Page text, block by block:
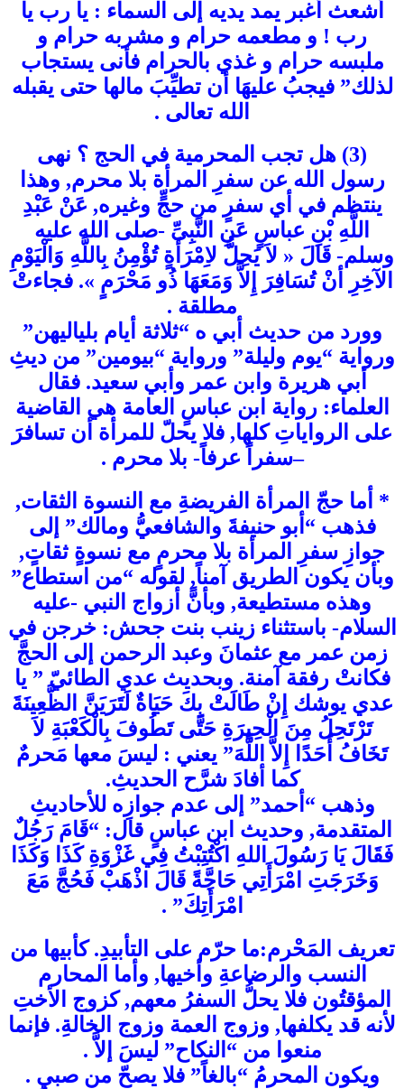
أشعث أغبر يمد يديه إلى السماء : يا رب يا
رب ! و مطعمه حرام و مشربه حرام و
ملبسه حرام و غذي بالحرام فأنى يستجاب
لذلك” فيجبُ عليهَا أن تطيِّبَ مالها حتى يقبله
الله تعالى .
(3) هل تجب المحرمية في الحج ؟ نهى
رسول الله عن سفرِ المرأة بلا محرم, وهذا
ينتظم في أي سفرٍ من حجٍّ وغيره, عَنْ عَبْدِ
اللَّهِ بْنِ عباسٍ عَنِ النَّبِىِّ -صلى الله عليه
وسلم- قَالَ « لاَ يَحِلُّ لاِمْرَأَةٍ تُؤْمِنُ بِاللَّهِ وَالْيَوْمِ
الآخِرِ أنْ تُسَافِرَ إِلاَّ وَمَعَهَا ذُو مَحْرَمٍ ». فجاءتْ
مطلقة .
وورد من حديث أبي ه “ثلاثة أيام بلياليهن”
ورواية “يوم وليلة” ورواية “بيومين” من ديثِ
أبي هريرة وابن عمر وأبي سعيد. فقال
العلماء: رواية ابن عباسٍ العامة هي القاضية
على الرواياتِ كلها, فلا يحلّ للمرأة أن تسافرَ
–سفراً عرفاً- بلا محرم .
* أما حجّ المرأة الفريضةِ مع النسوة الثقات,
فذهب “أبو حنيفةَ والشافعيُّ ومالك” إلى
جوازِ سفرِ المرأة بلا محرمٍ مع نسوةٍ ثقاتٍ,
وبأن يكون الطريق آمناً, لقوله “من استطاع”
وهذه مستطيعة, وبأنًّ أزواج النبي -عليه
السلام- باستثناء زينب بنت جحش: خرجن في
زمن عمر مع عثمانَ وعبد الرحمن إلى الحجَّ
فكانتْ رفقة آمنة. وبحديث عدي الطائيّ ” يا
عدي يوشك إِنْ طَالَتْ بِكَ حَيَاةٌ لَتَرَيَنَّ الظَّعِينَةَ
تَرْتَحِلُ مِنَ الْحِيرَةِ حَتَّى تَطُوفَ بِالْكَعْبَةِ لاَ
تَخَافُ أَحَدًا إِلاَّ اللَّهَ” يعني : ليسَ معها مَحرمٌ
كما أفادَ شرَّح الحديثِ.
وذهب “أحمد” إلى عدم جوازِه للأحاديثِ
المتقدمة, وحديث ابن عباسٍ قال: “قَامَ رَجُلٌ
فَقَالَ يَا رَسُولَ اللهِ اكْتُتِبْتُ فِي غَزْوَةِ كَذَا وَكَذَا
وَخَرَجَتِ امْرَأَتِي حَاجَّةً قَالَ اذْهَبْ فَحُجَّ مَعَ
امْرَأَتِكَ” .
تعريف المَحْرم:ما حرّم على التأبيدِ. كأبيها من
النسب والرضاعةِ وأخيها, وأما المحارم
المؤقتُون فلا يحلُّ السفرُ معهم, كزوج الأختِ
لأنه قد يكلفها, وزوج العمة وزوج الخالةِ. فإنما
منعوا من “النكاح” ليسَ إلاَّ .
ويكون المحرمُ “بالغاً” فلا يصحّ من صبيٍ .